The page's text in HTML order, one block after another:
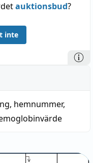
auktionsbud?
inte
, hemnummer,